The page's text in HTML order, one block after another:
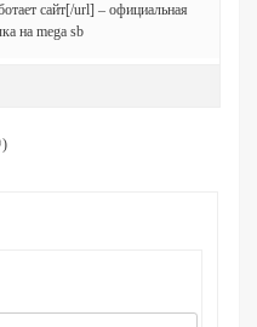
сайт[/url] – официальная
на mega sb
)